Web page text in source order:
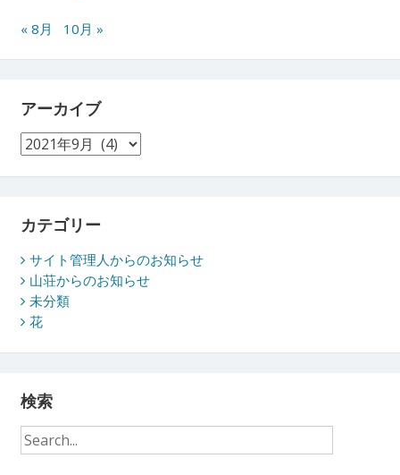
« 8月 10月 »
アーカイブ
ア
ー
カ
ブ
カテゴリー
サイト管理人からのお知らせ
山荘からのお知らせ
未分類
花
検索